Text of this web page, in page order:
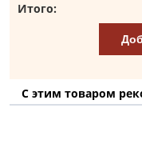
Итого:
С этим товаром